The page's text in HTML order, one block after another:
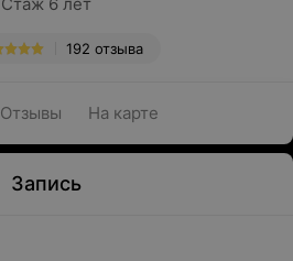
192 отзыва
Отзывы На карте
Запись